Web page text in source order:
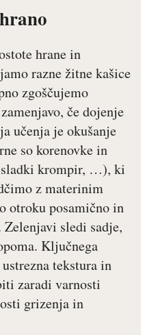
hrane in
razne žitne kašice
zgoščujemo
če dojenje
učenja je okušanje
so korenovke in
sladki krompir, …), ki
z materinim
otroku posamično in
sledi sadje,
Ključnega
tekstura in
zaradi varnosti
grizenja in